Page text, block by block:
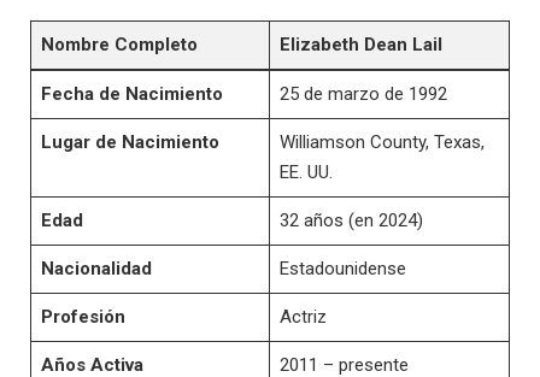
Nombre Completo Elizabeth Dean Lail
Fecha de Nacimiento 25 de marzo de 1992
Lugar de Nacimiento
Williamson County, Texas,
EE. UU.
Edad 32 años (en 2024)
Nacionalidad Estadounidense
Profesión Actriz
Años Activa 2011 – presente